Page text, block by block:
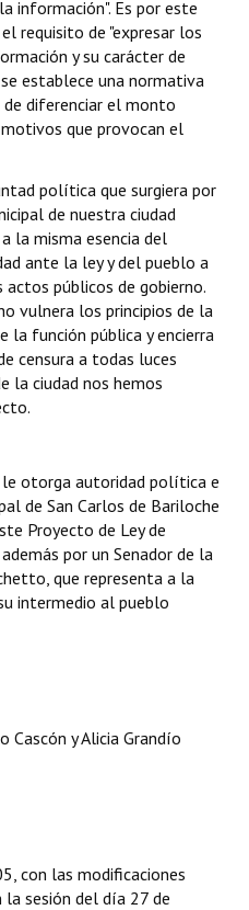
información". Es por este
requisito de "expresar los
y su carácter de
se establece una normativa
diferenciar el monto
que provocan el
política que surgiera por
de nuestra ciudad
la misma esencia del
ante la ley y del pueblo a
públicos de gobierno.
vulnera los principios de la
la función pública y encierra
censura a todas luces
la ciudad nos hemos
otorga autoridad política e
de San Carlos de Bariloche
Proyecto de Ley de
por un Senador de la
que representa a la
intermedio al pueblo
Cascón y Alicia Grandío
con las modificaciones
sesión del día 27 de